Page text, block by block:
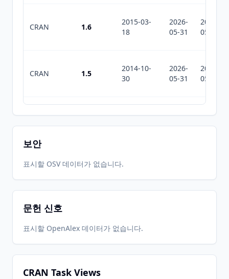
CRAN 1.6
2015-03-
18
2026-
05-31
2026-
05-31
CRAN 1.5
2014-10-
30
2026-
05-31
2026-
05-31
2014-09-
24
2026-
05-31
2026-
05-31
CRAN 1.3
CRAN
1.1-
2013-10-
2026-
2026-
보안
표시할 OSV 데이터가 없습니다.
문헌 신호
표시할 OpenAlex 데이터가 없습니다.
CRAN Task Views